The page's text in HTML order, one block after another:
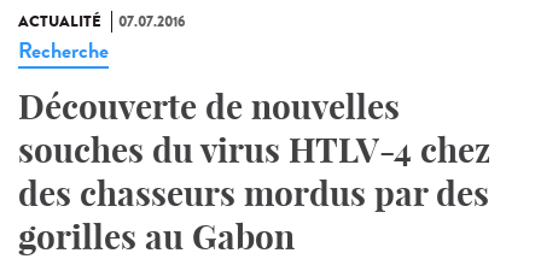
ACTUALITÉ 07.07.2016
Recherche
Découverte de nouvelles
souches du virus HTLV-4 chez
des chasseurs mordus par des
gorilles au Gabon